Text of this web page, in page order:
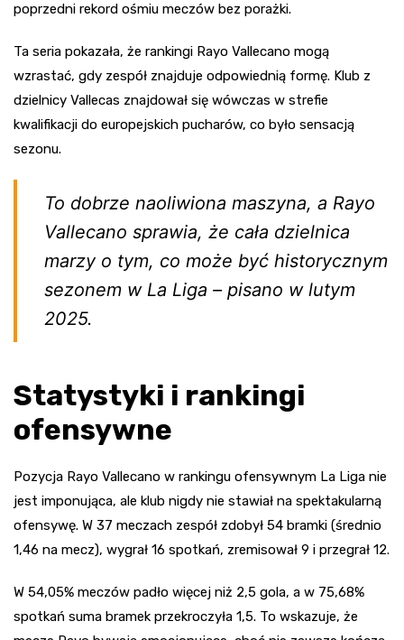
poprzedni rekord ośmiu meczów bez porażki.
Ta seria pokazała, że rankingi Rayo Vallecano mogą
wzrastać, gdy zespół znajduje odpowiednią formę. Klub z
dzielnicy Vallecas znajdował się wówczas w strefie
kwalifikacji do europejskich pucharów, co było sensacją
sezonu.
To dobrze naoliwiona maszyna, a Rayo
Vallecano sprawia, że cała dzielnica
marzy o tym, co może być historycznym
sezonem w La Liga – pisano w lutym
2025.
Statystyki i rankingi
ofensywne
Pozycja Rayo Vallecano w rankingu ofensywnym La Liga nie
jest imponująca, ale klub nigdy nie stawiał na spektakularną
ofensywę. W 37 meczach zespół zdobył 54 bramki (średnio
1,46 na mecz), wygrał 16 spotkań, zremisował 9 i przegrał 12.
W 54,05% meczów padło więcej niż 2,5 gola, a w 75,68%
spotkań suma bramek przekroczyła 1,5. To wskazuje, że